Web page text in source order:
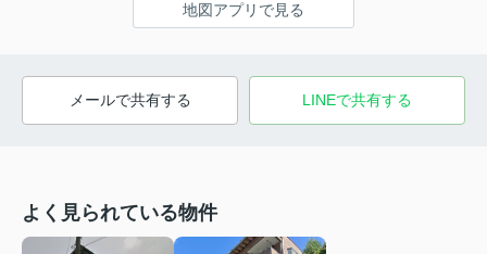
地図アプリで見る
メールで共有する LINEで共有する
よく見られている物件